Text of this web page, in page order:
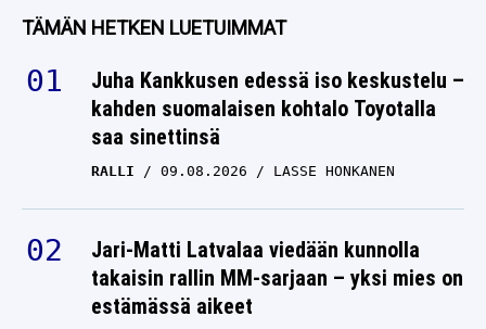
kahden suomalaisen kohtalo Toyotalla
saa sinettinsä
RALLI 09.08.2026
Jari-Matti Latvalaa viedään kunnolla
takaisin rallin MM-sarjaan – yksi mies on
estämässä aikeet
RALLI 09.08.2026